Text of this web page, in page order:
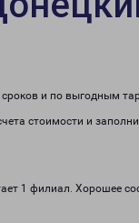
сроков и по выгодным
стоимости и
1 филиал. Хорошее